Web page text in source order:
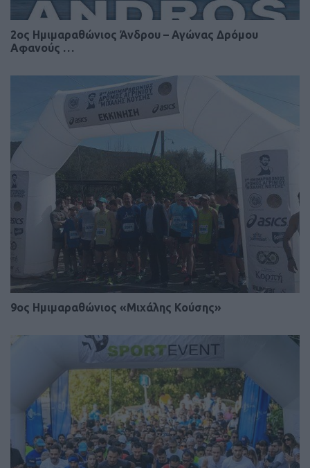
2ος Ημιμαραθώνιος Άνδρου – Αγώνας Δρόμου
Αφανούς …
9ος Ημιμαραθώνιος «Μιχάλης Κούσης»